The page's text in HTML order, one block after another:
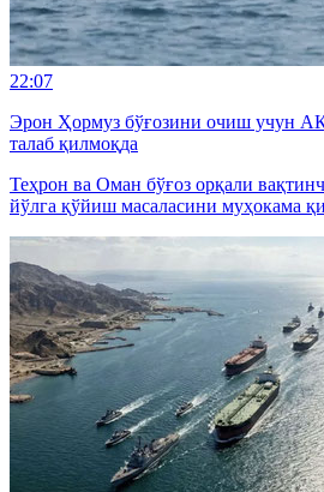
22:07
Эрон Ҳормуз бўғозини очиш учун
талаб қилмоқда
Теҳрон ва Оман бўғоз орқали
йўлга қўйиш масаласини муҳокама